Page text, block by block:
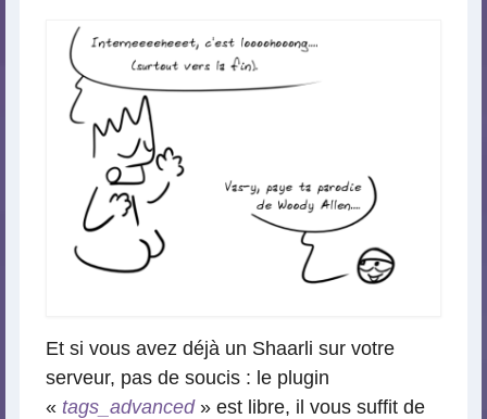
Et si vous avez déjà un Shaarli sur votre
serveur, pas de soucis : le plugin
« tags_advanced» est libre, il vous suffit de